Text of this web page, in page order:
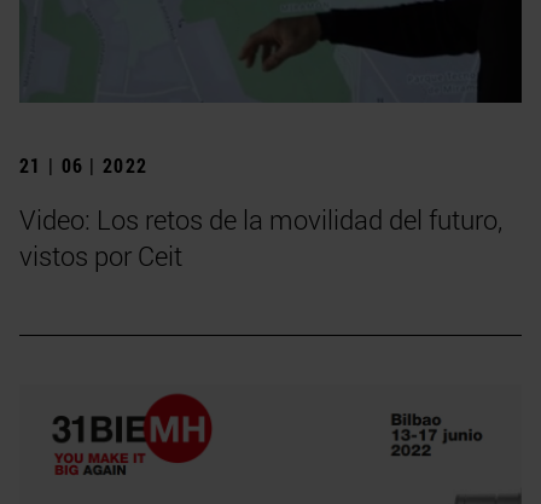
21 | 06 | 2022
Video: Los retos de la movilidad del futuro,
vistos por Ceit